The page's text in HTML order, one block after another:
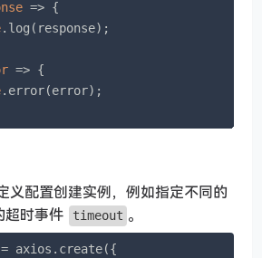
=> {
.log(response);
=> {
.error(error);
义配置创建实例，例如指定不同的
超时事件 timeout 。
axios.create({